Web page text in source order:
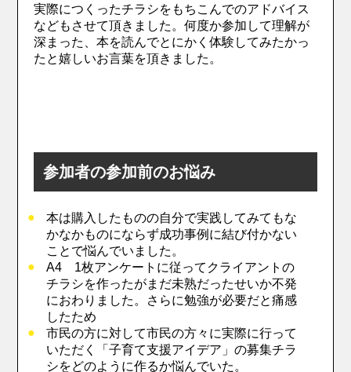
実際につくったチラシをもちこんでのアドバイス
などもさせて頂きました。何度か参加して理解が
深まった、本を読んでとにかく体験してみたかっ
たと嬉しいお言葉を頂きました。
参加者の参加前のお悩み
本は購入したものの自分で実践してみてもな
かなかものにならず成功事例に結び付かない
ことで悩んでいました。
A4 1枚アンケートに従ってクライアントの
チラシを作ったがまだ未熟だったせいか不発
におわりました。さらに勉強が必要だと痛感
したため
市民の方に対して市民の方々に実際に行って
いただく「子育て支援アイデア」の募集チラ
シをどのように作るか悩んでいた。